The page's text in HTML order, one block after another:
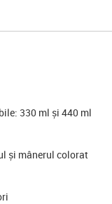
330 ml și 440 ml
și mânerul colorat